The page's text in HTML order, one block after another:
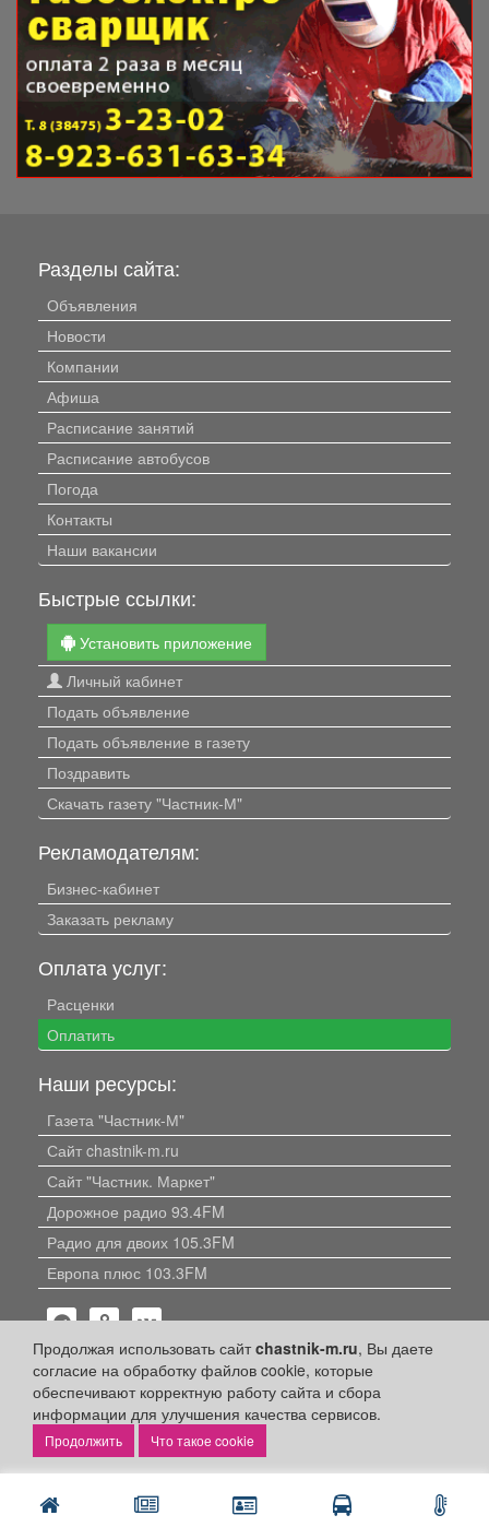
Продолжая использовать сайтchastnik-m.ru, Вы даете
согласие на обработку файлов cookie, которые
обеспечивают корректную работу сайта и сбора
информации для улучшения качества сервисов.
Что такое cookie
Разделы сайта:
Объявления
Новости
Компании
Афиша
Расписание занятий
Расписание автобусов
Погода
Контакты
Наши вакансии
Быстрые ссылки:
Установить приложение
Личный кабинет
Подать объявление
Подать объявление в газету
Поздравить
Скачать газету "Частник-М"
Рекламодателям:
Бизнес-кабинет
Заказать рекламу
Оплата услуг:
Расценки
Оплатить
Наши ресурсы:
Газета "Частник-М"
Сайт chastnik-m.ru
Сайт "Частник. Маркет"
Дорожное радио 93.4FM
Радио для двоих 105.3FM
Европа плюс 103.3FM
Политика конфиденциальности
Публикации с пометкой «Реклама», «На правах рекламы»,
«Партнёрский проект» оплачены рекламодателем.
Редакция сайта не несет ответственности за достоверность
информации, содержащейся в рекламных материалах и